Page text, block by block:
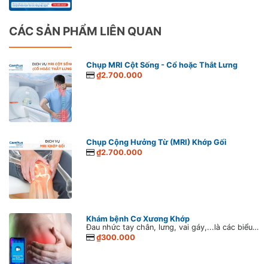
CÁC SẢN PHẨM LIÊN QUAN
Chụp MRI Cột Sống - Cổ hoặc Thắt Lưng
₫2.700.000
Chụp Cộng Hưởng Từ (MRI) Khớp Gối
₫2.700.000
Khám bệnh Cơ Xương Khớp
Đau nhức tay chân, lưng, vai gáy,...là các biểu hiện thường gặp của bệnh Cơ xương khớp. Dịch vụ khám tư vấn từ xa các bệnh Cơ xương khớp giúp kết nối người bệnh với các bác sĩ Nội Tổng quát tận tâm và giàu kinh nghiệm hàng đầu của CarePlus. Bác sĩ sẽ thăm khám, hướng dẫn các biện pháp chăm sóc đúng cách và tư vấn cụ thể để người bệnh cám thấy an tâm hơn trong giai đoạn giãn cách xã hội vì Covid-19.
₫300.000